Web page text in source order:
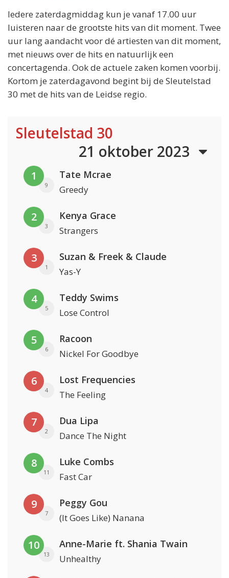
Iedere zaterdagmiddag kun je vanaf 17.00 uur
luisteren naar de grootste hits van dit moment. Twee
uur lang aandacht voor dé artiesten van dit moment,
met nieuws over de hits en natuurlijk een
concertagenda. Ook de actuele zaken komen voorbij.
Kortom je zaterdagavond begint bij de Sleutelstad
30 met de hits van de Leidse regio.
Sleutelstad 30
21 oktober 2023
1
9
Tate Mcrae
Greedy
2
3
Kenya Grace
Strangers
3
1
Suzan & Freek & Claude
Yas-Y
4
5
Teddy Swims
Lose Control
5
6
Racoon
Nickel For Goodbye
6
4
Lost Frequencies
The Feeling
7
2
Dua Lipa
Dance The Night
8
11
Luke Combs
Fast Car
9
7
Peggy Gou
(It Goes Like) Nanana
10
13
Anne-Marie ft. Shania Twain
Unhealthy